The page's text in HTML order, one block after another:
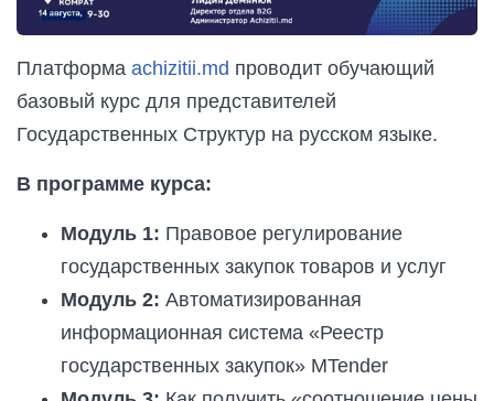
Платформа achizitii.md проводит обучающий
базовый курс для представителей
Государственных Структур на русском языке.
В программе курса:
Модуль 1: Правовое регулирование
государственных закупок товаров и услуг
Модуль 2: Автоматизированная
информационная система «Реестр
государственных закупок» MTender